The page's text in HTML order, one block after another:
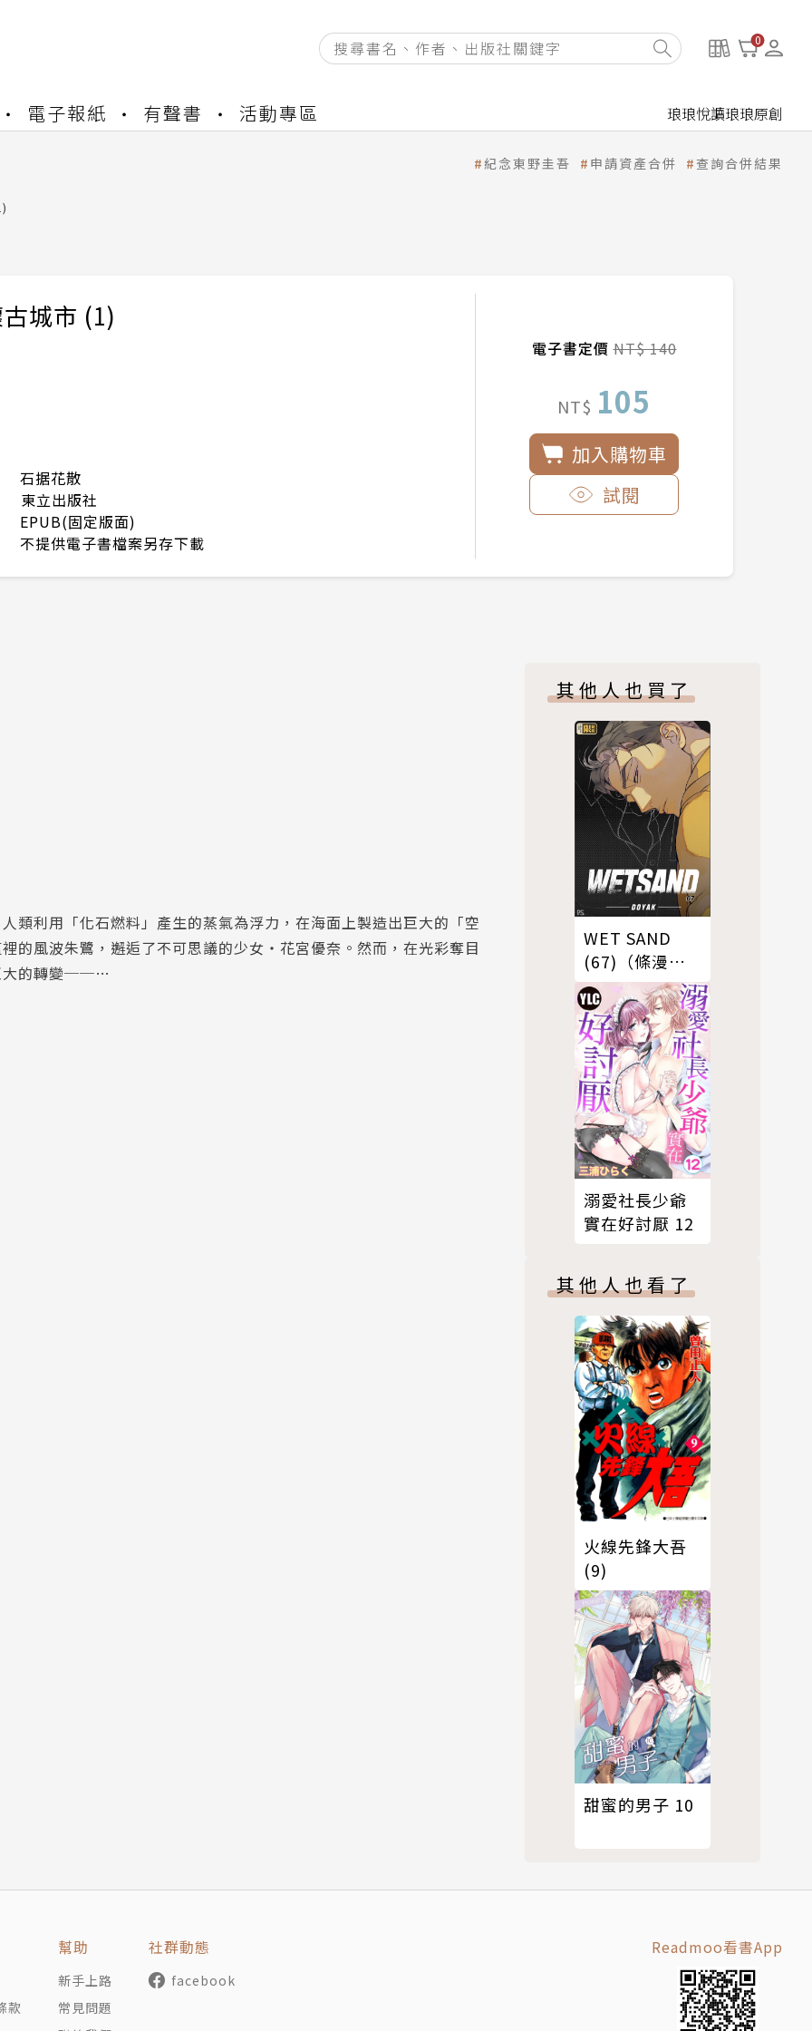
0
電子報紙 有聲書 活動專區 琅琅悅讀琅琅原創
開通申請
開通申請
紀念東野圭吾 申請資產合併 查詢合併結果
城市 (1)
石据花散
東立出版社
EPUB(固定版面)
不提供電子書檔案另存下載
電子書定價NT$ 140
NT$ 105
加入購物車
試閱
類利用「化石燃料」產生的蒸氣為浮力，在海面上製造出巨大的「空
風波朱鷺，邂逅了不可思議的少女‧花宮優奈。然而，在光彩奪目
大的轉變──…
其他人也買了
WET SAND
(67)（條漫
版）
溺愛社長少爺
實在好討厭 12
其他人也看了
火線先鋒大吾
(9)
甜蜜的男子 10
款
幫助
新手上路
常見問題
社群動態
facebook
Readmoo看書App